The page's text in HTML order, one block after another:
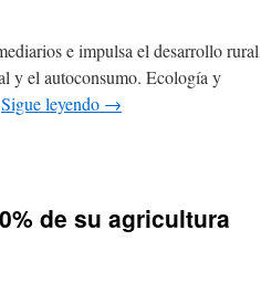
e impulsa el desarrollo rural
y el autoconsumo. Ecología y
Sigue leyendo →
de su agricultura